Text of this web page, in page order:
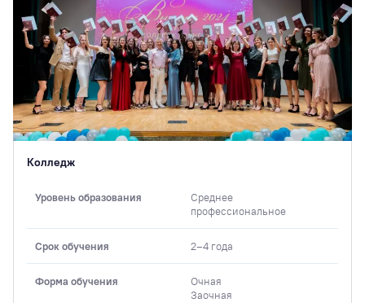
Колледж
Уровень образования
Среднее
профессиональное
Срок обучения 2–4 года
Форма обучения
Очная
Заочная